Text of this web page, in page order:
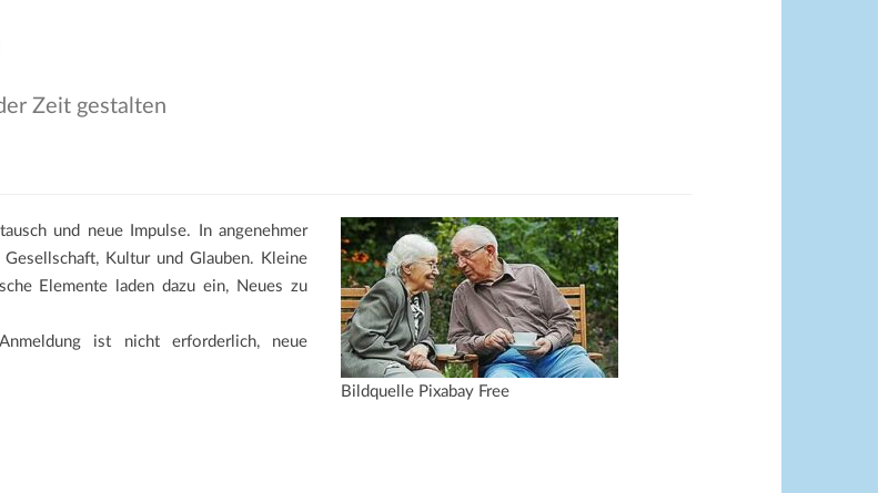
Zeit gestalten
und neue Impulse. In angenehmer
Kultur und Glauben. Kleine
Elemente laden dazu ein, Neues zu
ist nicht erforderlich, neue
Bildquelle Pixabay Free